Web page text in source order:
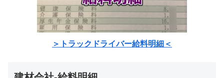
＞トラックドライバー給料明細＜